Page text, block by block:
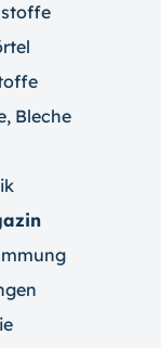
Bleche